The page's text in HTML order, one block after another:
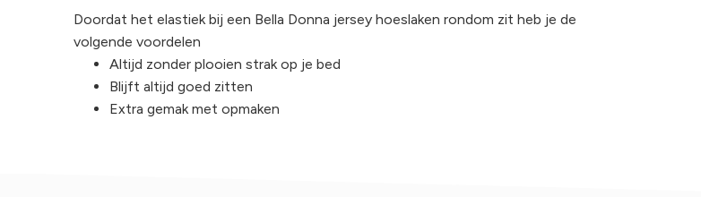
Doordat het elastiek bij een Bella Donna jersey hoeslaken rondom zit heb je de
volgende voordelen
Altijd zonder plooien strak op je bed
Blijft altijd goed zitten
Extra gemak met opmaken